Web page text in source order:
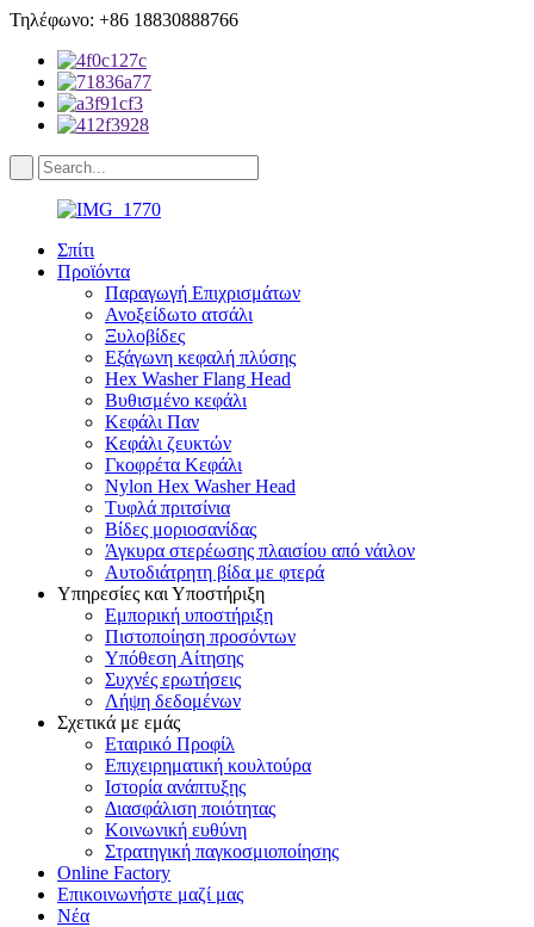
Τηλέφωνο: +86 18830888766
Σπίτι
Προϊόντα
Παραγωγή Επιχρισμάτων
Ανοξείδωτο ατσάλι
Ξυλοβίδες
Εξάγωνη κεφαλή πλύσης
Hex Washer Flang Head
Βυθισμένο κεφάλι
Κεφάλι Παν
Κεφάλι ζευκτών
Γκοφρέτα Κεφάλι
Nylon Hex Washer Head
Τυφλά πριτσίνια
Βίδες μοριοσανίδας
Άγκυρα στερέωσης πλαισίου από νάιλον
Αυτοδιάτρητη βίδα με φτερά
Υπηρεσίες και Υποστήριξη
Εμπορική υποστήριξη
Πιστοποίηση προσόντων
Υπόθεση Αίτησης
Συχνές ερωτήσεις
Λήψη δεδομένων
Σχετικά με εμάς
Εταιρικό Προφίλ
Επιχειρηματική κουλτούρα
Ιστορία ανάπτυξης
Διασφάλιση ποιότητας
Κοινωνική ευθύνη
Στρατηγική παγκοσμιοποίησης
Online Factory
Επικοινωνήστε μαζί μας
Νέα